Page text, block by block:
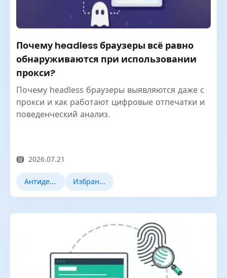
Почему headless браузеры всё равно
обнаруживаются при использовании
прокси?
Почему headless браузеры выявляются даже с
прокси и как работают цифровые отпечатки и
поведенческий анализ.
2026.07.21
Антидетект браузеры Избранные новости